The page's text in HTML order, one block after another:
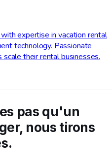
expertise in vacation rental
technology. Passionate
their rental businesses.
pas qu'un
nous tirons